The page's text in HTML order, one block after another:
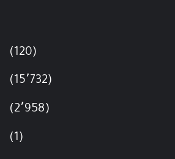
(120)
(15٬732)
(2٬958)
(1)